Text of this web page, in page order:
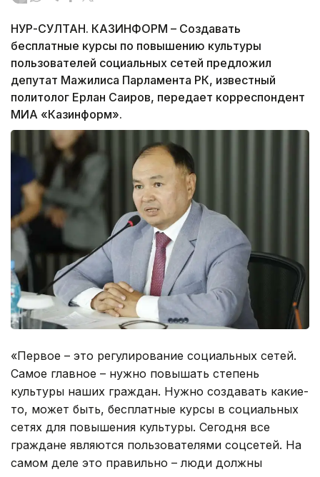
НУР-СУЛТАН. КАЗИНФОРМ – Создавать
бесплатные курсы по повышению культуры
пользователей социальных сетей предложил
депутат Мажилиса Парламента РК, известный
политолог Ерлан Саиров, передает корреспондент
МИА «Казинформ».
«Первое – это регулирование социальных сетей.
Самое главное – нужно повышать степень
культуры наших граждан. Нужно создавать какие-
то, может быть, бесплатные курсы в социальных
сетях для повышения культуры. Сегодня все
граждане являются пользователями соцсетей. На
самом деле это правильно – люди должны